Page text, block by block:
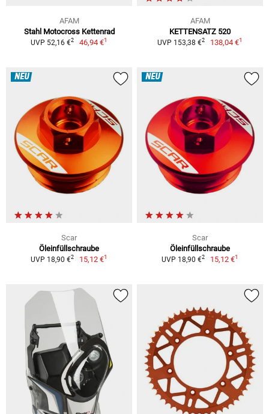
AFAM
Stahl Motocross Kettenrad
UVP 52,16 €2 46,94 €1
AFAM
KETTENSATZ 520
UVP 153,38 €2 138,04 €1
NEU
Scar
Öleinfüllschraube
UVP 18,90 €2 15,12 €1
NEU
Scar
Öleinfüllschraube
UVP 18,90 €2 15,12 €1